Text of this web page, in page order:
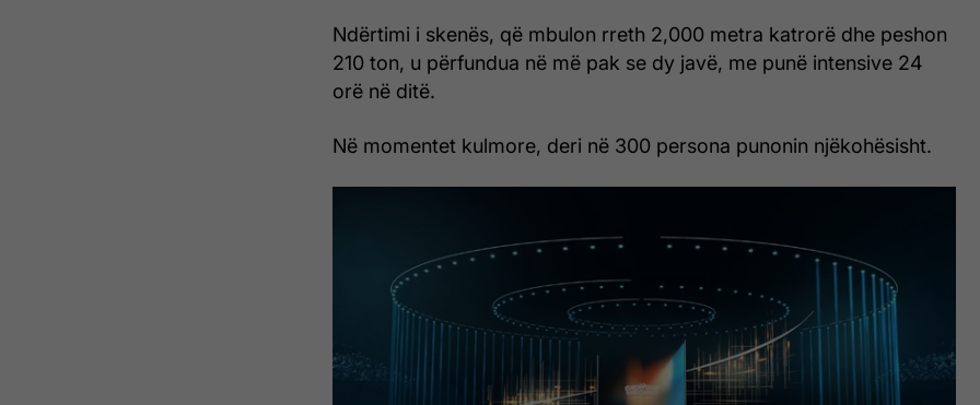
Ndërtimi i skenës, që mbulon rreth 2,000 metra katrorë dhe peshon
210 ton, u përfundua në më pak se dy javë, me punë intensive 24
orë në ditë.
Në momentet kulmore, deri në 300 persona punonin njëkohësisht.